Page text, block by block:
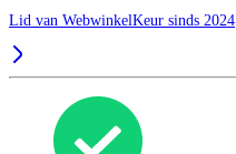
Lid van WebwinkelKeur sinds 2024